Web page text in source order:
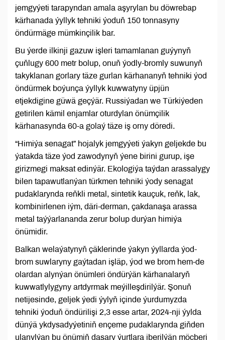
jemgyýeti tarapyndan amala aşyrylan bu döwrebap
kärhanada ýyllyk tehniki ýoduň 150 tonnasyny
öndürmäge mümkinçilik bar.
Bu ýerde ilkinji gazuw işleri tamamlanan guýynyň
çuňlugy 600 metr bolup, onuň ýodly-bromly suwunyň
takyklanan gorlary täze gurlan kärhananyň tehniki ýod
öndürmek boýunça ýyllyk kuwwatyny üpjün
etjekdigine gü­wä geçýär. Russiýadan we Türkiýeden
getirilen kämil enjamlar oturdylan önümçilik
kärhanasynda 60-a golaý täze iş orny döredi.
“Himiýa senagat” hojalyk jemgyýeti ýakyn geljekde bu
ýatakda täze ýod zawodynyň ýene birini gurup, işe
girizmegi maksat edinýär. Ekologiýa taýdan arassalygy
bilen tapawutlanýan türkmen tehniki ýody senagat
pudaklarynda reňkli metal, sintetik kauçuk, reňk, lak,
kombinirlenen iým, däri-derman, çakdanaşa arassa
metal taýýarlananda zerur bolup durýan himiýa
önümidir.
Balkan welaýatynyň çäklerinde ýakyn ýyllarda ýod-
brom suwlaryny gaýtadan işläp, ýod we brom hem-de
olardan alynýan önümleri öndürýän kärhanalaryň
kuwwatlylygyny artdyrmak meýilleşdirilýär. Şonuň
netijesinde, geljek ýedi ýylyň içinde ýurdumyzda
tehniki ýoduň öndürilişi 2,3 esse artar, 2024-nji ýylda
dünýä ykdysadyýetiniň ençeme pudaklarynda giňden
ulanylýan bu önümiň daşary ýurtlara iberilýän möçberi